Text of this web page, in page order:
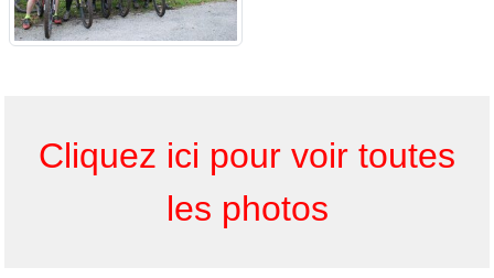
Cliquez ici pour voir toutes
les photos